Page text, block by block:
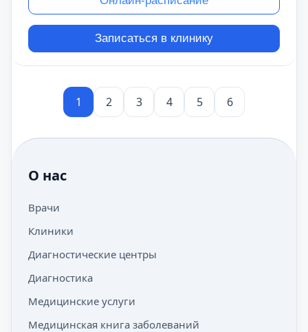
Записаться в клинику
1 2 3 4 5 6
О нас
Врачи
Клиники
Диагностические центры
Диагностика
Медицинские услуги
Медицинская книга заболеваний